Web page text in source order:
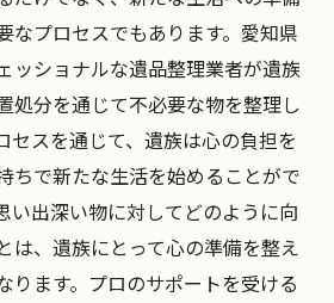
なプロセスでもあります。愛知県
ッショナルな遺品整理業者が遺族
処分を通じて不必要な物を整理し
セスを通じて、遺族は心の負担を
ちで新たな生活を始めることがで
い出深い物に対してどのように向
は、遺族にとって心の準備を整え
ります。プロのサポートを受ける